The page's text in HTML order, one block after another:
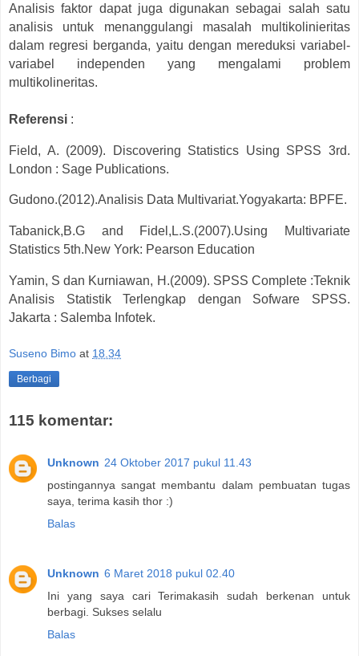
Analisis faktor dapat juga digunakan sebagai salah satu
analisis untuk menanggulangi masalah multikolinieritas
dalam regresi berganda, yaitu dengan mereduksi variabel-
variabel independen yang mengalami problem
multikolineritas.
Referensi :
Field, A. (2009). Discovering Statistics Using SPSS 3rd.
London : Sage Publications.
Gudono.(2012).Analisis Data Multivariat.Yogyakarta: BPFE.
Tabanick,B.G and Fidel,L.S.(2007).Using Multivariate
Statistics 5th.New York: Pearson Education
Yamin, S dan Kurniawan, H.(2009). SPSS Complete :Teknik
Analisis Statistik Terlengkap dengan Sofware SPSS.
Jakarta : Salemba Infotek.
Suseno Bimo at 18.34
Berbagi
115 komentar:
Unknown 24 Oktober 2017 pukul 11.43
postingannya sangat membantu dalam pembuatan tugas
saya, terima kasih thor :)
Balas
Unknown 6 Maret 2018 pukul 02.40
Ini yang saya cari Terimakasih sudah berkenan untuk
berbagi. Sukses selalu
Balas